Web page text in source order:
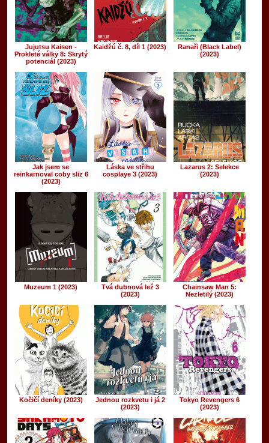
Jujutsu Kaisen -
Prokleté války 8: Skrytý
potenciál (2023)
Kaidžú č. 8, díl 1 (2023)
Ranaři (Black Label)
(2023)
Jak jsem se
reinkarnoval coby sliz 6
(2023)
Láska ve střihu
cosplaye 3 (2023)
Lazarus 2: Selekce
(2023)
Muzeum 1 (2023)
Tvá dubnová lež 3
(2023)
Chainsaw Man 5:
Nezletilý (2023)
Kočičí deníky (2023)
Jednou rozkvetu i já 2
(2023)
Tokyo Revengers 6
(2023)